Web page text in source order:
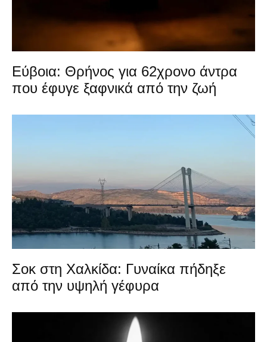
Εύβοια: Θρήνος για 62χρονο άντρα
που έφυγε ξαφνικά από την ζωή
Σοκ στη Χαλκίδα: Γυναίκα πήδηξε
από την υψηλή γέφυρα